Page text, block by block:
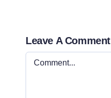
Leave A Comment
Comment